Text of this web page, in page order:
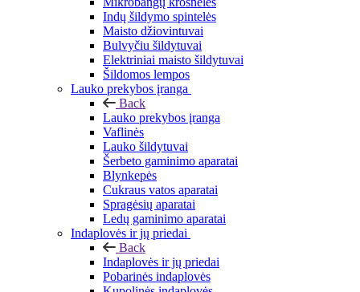
Indų šildymo spintelės
Maisto džiovintuvai
Bulvyčiu šildytuvai
Elektriniai maisto šildytuvai
Šildomos lempos
Lauko prekybos įranga
Back
Lauko prekybos įranga
Vaflinės
Lauko šildytuvai
Šerbeto gaminimo aparatai
Blynkepės
Cukraus vatos aparatai
Spragėsių aparatai
Ledų gaminimo aparatai
Indaplovės ir jų priedai
Back
Indaplovės ir jų priedai
Pobarinės indaplovės